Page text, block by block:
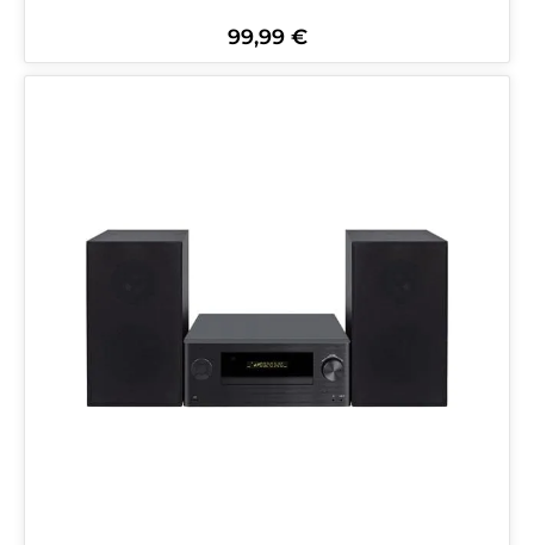
Regulärer Preis:
99,99 €